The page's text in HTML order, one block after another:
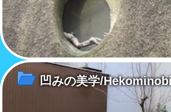
凹みの美学/